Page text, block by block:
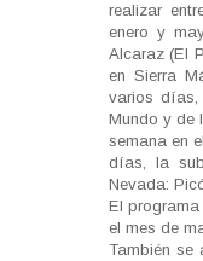
realizar
enero y
Alcaraz (El
en Sierra
varios días,
Mundo y de
semana en
días, la
Nevada:
El
el mes de
También se